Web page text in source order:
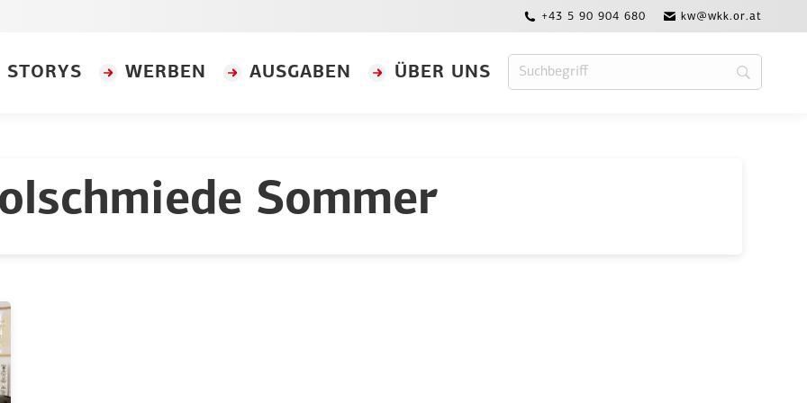
+43 5 90 904 680 kw@wkk.or.at
STORYS WERBEN AUSGABEN ÜBER UNS
Sommer